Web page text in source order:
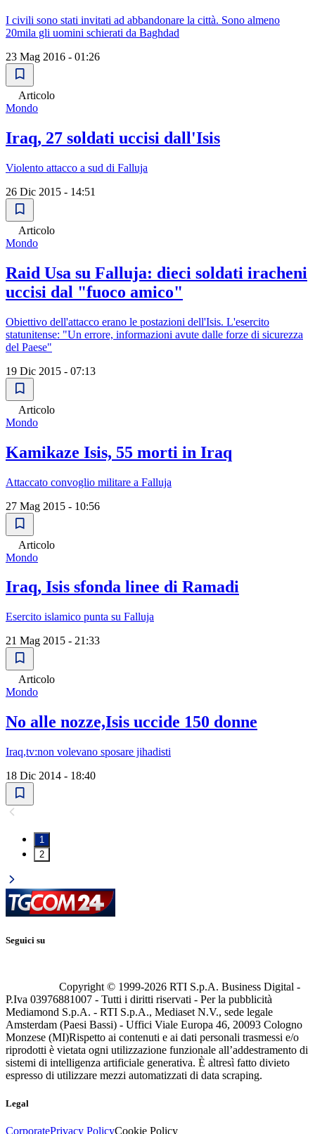
I civili sono stati invitati ad abbandonare la città. Sono almeno
20mila gli uomini schierati da Baghdad
23 Mag 2016 - 01:26
Articolo
Mondo
Iraq, 27 soldati uccisi dall'Isis
Violento attacco a sud di Falluja
26 Dic 2015 - 14:51
Articolo
Mondo
Raid Usa su Falluja: dieci soldati iracheni
uccisi dal "fuoco amico"
Obiettivo dell'attacco erano le postazioni dell'Isis. L'esercito
statunitense: "Un errore, informazioni avute dalle forze di sicurezza
del Paese"
19 Dic 2015 - 07:13
Articolo
Mondo
Kamikaze Isis, 55 morti in Iraq
Attaccato convoglio militare a Falluja
27 Mag 2015 - 10:56
Articolo
Mondo
Iraq, Isis sfonda linee di Ramadi
Esercito islamico punta su Falluja
21 Mag 2015 - 21:33
Articolo
Mondo
No alle nozze,Isis uccide 150 donne
Iraq,tv:non volevano sposare jihadisti
18 Dic 2014 - 18:40
1
2
Seguici su
Copyright © 1999-2026 RTI S.p.A. Business Digital -
P.Iva 03976881007 - Tutti i diritti riservati - Per la pubblicità
Mediamond S.p.A. - RTI S.p.A., Mediaset N.V., sede legale
Amsterdam (Paesi Bassi) - Uffici Viale Europa 46, 20093 Cologno
Monzese (MI)Rispetto ai contenuti e ai dati personali trasmessi e/o
riprodotti è vietata ogni utilizzazione funzionale all’addestramento di
sistemi di intelligenza artificiale generativa. È altresì fatto divieto
espresso di utilizzare mezzi automatizzati di data scraping.
Legal
CorporatePrivacy PolicyCookie Policy